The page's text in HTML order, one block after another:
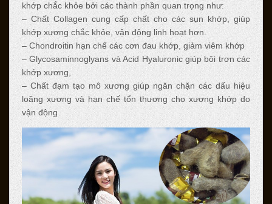
khớp chắc khỏe bởi các thành phần quan trọng như:
– Chất Collagen cung cấp chất cho các sụn khớp, giúp
khớp xương chắc khỏe, vận động linh hoạt hơn.
– Chondroitin hạn chế các cơn đau khớp, giảm viêm khớp
– Glycosaminnoglyans và Acid Hyaluronic giúp bôi trơn các
khớp xương,
– Chất đạm tạo mô xương giúp ngăn chặn các dấu hiệu
loãng xương và hạn chế tổn thương cho xương khớp do
vận động